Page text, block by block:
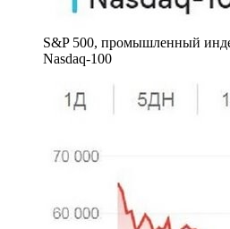
S&P 500, промышленный
Nasdaq-100